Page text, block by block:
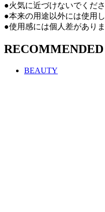
●火気に近づけないでくださ
●本来の用途以外には使用
●使用感には個人差がありま
RECOMMENDED
BEAUTY